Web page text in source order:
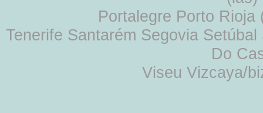
Portalegre Porto
Tenerife Santarém Segovia
Do
Viseu Vizcaya/